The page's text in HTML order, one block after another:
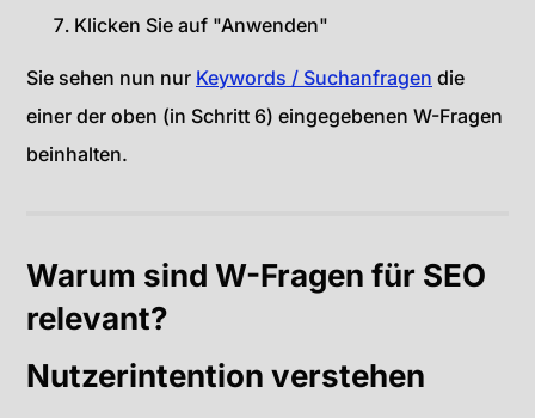
Klicken Sie auf "Anwenden"
Sie sehen nun nur Keywords / Suchanfragen die
einer der oben (in Schritt 6) eingegebenen W-Fragen
beinhalten.
Warum sind W-Fragen für SEO
relevant?
Nutzerintention verstehen